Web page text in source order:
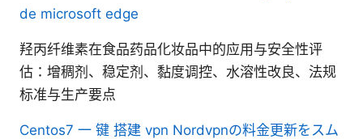
de microsoft edge
羟丙纤维素在食品药品化妆品中的应用与安全性评
估：增稠剂、稳定剂、黏度调控、水溶性改良、法规
标准与生产要点
Centos7 一 键 搭建 vpn Nordvpnの料金更新をスム